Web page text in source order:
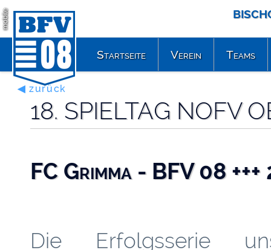
mobile
◀ zurück
18. SPIELTAG NOFV
FC Grimma - BFV 08
Die Erfolgsserie
Startseite Verein Teams